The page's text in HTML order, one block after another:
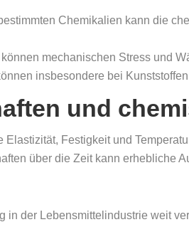
Chemikalien kann die
mechanischen Stress und
insbesondere bei
und
Festigkeit und
über die Zeit kann erhebliche
in der Lebensmittelindustrie weit